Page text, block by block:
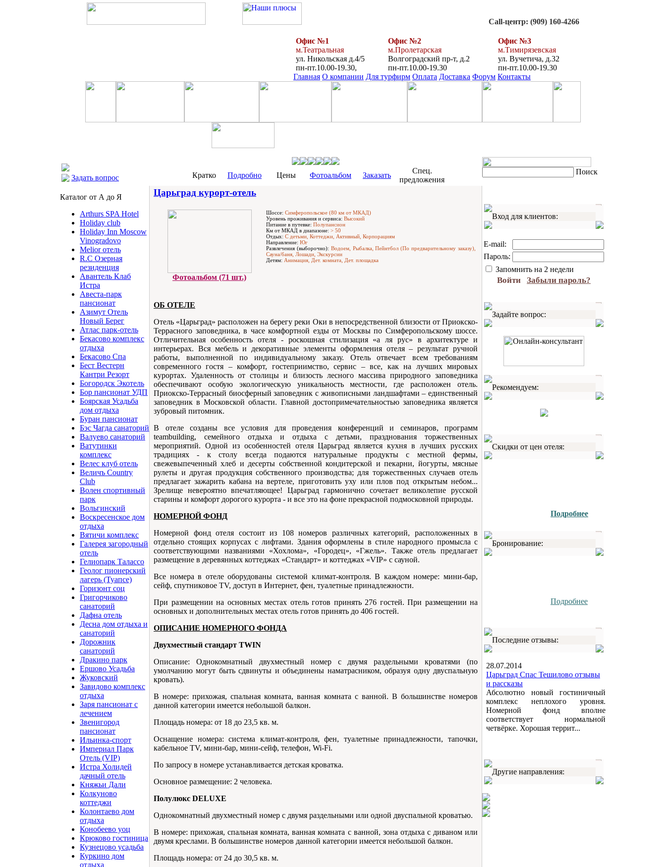
Call-центр: (909) 160-4266
Офис №1
м.Театральная
ул. Никольская д.4/5
пн-пт.10.00-19.30,
Офис №2
м.Пролетарская
Волгоградский пр-т, д.2
пн-пт.10.00-19.30
Офис №3
м.Тимирязевская
ул. Вучетича, д.32
пн-пт.10.00-19.30
Главная О компании Для турфирм Оплата Доставка Форум Контакты
Задать вопрос
Каталог от А до Я
Arthurs SPA Hotel
Holiday club
Holiday Inn Moscow
Vinogradovo
Melior отель
R.C Озерная
резиденция
Авантель Клаб
Истра
Авеста-парк
пансионат
Азимут Отель
Новый Берег
Атлас парк-отель
Бекасово комплекс
отдыха
Бекасово Спа
Бест Вестерн
Кантри Резорт
Богородск Экотель
Бор пансионат УДП
Боярская Усадьба
дом отдыха
Буран пансионат
Бэс Чагда санаторий
Валуево санаторий
Ватутинки
комплекс
Велес клуб отель
Величъ Country
Club
Волен спортивный
парк
Вольгинский
Воскресенское дом
отдыха
Вятичи комплекс
Галерея загородный
отель
Гелиопарк Талассо
Геолог пионерский
лагерь (Туапсе)
Горизонт соц
Григорчиково
санаторий
Дафна отель
Десна дом отдыха и
санаторий
Дорожник
санаторий
Дракино парк
Ершово Усадьба
Жуковский
Завидово комплекс
отдыха
Заря пансионат с
лечением
Звенигород
пансионат
Ильинка-спорт
Империал Парк
Отель (VIP)
Истра Холидей
дачный отель
Княжьи Дали
Колкуново
коттеджи
Колонтаево дом
отдыха
Конобеево уоц
Крюково гостиница
Кузнецово усадьба
Куркино дом
отдыха
Кратко Подробно Цены Фотоальбом Заказать
Спец.
предложения
Царьград курорт-отель
Фотоальбом (71 шт.)
Шоссе: Симферопольское (80 км от МКАД)
Уровень проживания и сервиса: Высокий
Питание в путевке: Полупансион
Км от МКАД в диапазоне: > 50
Отдых: С детьми, Коттеджи, Активный, Корпорациям
Направление: Юг
Развлечения (выборочно): Водоем, Рыбалка, Пейнтбол (По предварительному заказу),
Сауна/баня, Лошади, Экскурсии
Детям: Анимация, Дет. комната, Дет. площадка
ОБ ОТЕЛЕ
Отель «Царьград» расположен на берегу реки Оки в непосредственной близости от Приокско-
Террасного заповедника, в часе комфортной езды от Москвы по Симферопольскому шоссе.
Отличительная особенность отеля - роскошная стилизация «а ля рус» в архитектуре и
интерьерах. Вся мебель и декоративные элементы оформления отеля – результат ручной
работы, выполненной по индивидуальному заказу. Отель отвечает всем требованиям
современного гостя – комфорт, гостеприимство, сервис – все, как на лучших мировых
курортах. Удаленность от столицы и близость лесного массива природного заповедника
обеспечивают особую экологическую уникальность местности, где расположен отель.
Приокско-Террасный биосферный заповедник с живописными ландшафтами – единственный
заповедник в Московской области. Главной достопримечательностью заповедника является
зубровый питомник.
В отеле созданы все условия для проведения конференций и семинаров, программ
teambuilding, семейного отдыха и отдыха с детьми, празднования торжественных
мероприятий. Одной из особенностей отеля Царьград является кухня в лучших русских
традициях - к столу всегда подаются натуральные продукты с местной фермы,
свежевыпеченный хлеб и десерты собственной кондитерской и пекарни, йогурты, мясные
рулеты и другая продукция собственного производства; для торжественных случаев отель
предлагает зажарить кабана на вертеле, приготовить уху или плов под открытым небом...
Зрелище невероятно впечатляющее! Царьград гармонично сочетает великолепие русской
старины и комфорт дорогого курорта - и все это на фоне прекрасной подмосковной природы.
НОМЕРНОЙ ФОНД
Номерной фонд отеля состоит из 108 номеров различных категорий, расположенных в
отдельно стоящих корпусах с лифтами. Здания оформлены в стиле народного промысла с
соответствующими названиями «Хохлома», «Городец», «Гжель». Также отель предлагает
размещение в деревянных коттеджах «Стандарт» и коттеджах «VIP» с сауной.
Все номера в отеле оборудованы системой климат-контроля. В каждом номере: мини-бар,
сейф, спутниковое TV, доступ в Интернет, фен, туалетные принадлежности.
При размещении на основных местах отель готов принять 276 гостей. При размещении на
основных и дополнительных местах отель готов принять до 406 гостей.
ОПИСАНИЕ НОМЕРНОГО ФОНДА
Двухместный стандарт TWIN
Описание: Однокомнатный двухместный номер с двумя раздельными кроватями (по
умолчанию могут быть сдвинуты и объединены наматрасником, образуя одну двуспальную
кровать).
В номере: прихожая, спальная комната, ванная комната с ванной. В большинстве номеров
данной категории имеется небольшой балкон.
Площадь номера: от 18 до 23,5 кв. м.
Оснащение номера: система климат-контроля, фен, туалетные принадлежности, тапочки,
кабельное TV, мини-бар, мини-сейф, телефон, Wi-Fi.
По запросу в номере устанавливается детская кроватка.
Основное размещение: 2 человека.
Полулюкс DELUXE
Однокомнатный двухместный номер с двумя раздельными или одной двуспальной кроватью.
В номере: прихожая, спальная комната, ванная комната с ванной, зона отдыха с диваном или
двумя креслами. В большинстве номеров данной категории имеется небольшой балкон.
Площадь номера: от 24 до 30,5 кв. м.
Поиск
Вход для клиентов:
E-mail:
Пароль:
Запомнить на 2 недели
Войти Забыли пароль?
Задайте вопрос:
Рекомендуем:
Скидки от цен отеля:
Подробнее
Бронирование:
Подробнее
Последние отзывы:
28.07.2014
Царьград Спас Тешилово отзывы
и рассказы
Абсолютно новый гостиничный
комплекс неплохого уровня.
Номерной фонд вполне
соответствует нормальной
четвёрке. Хорошая террит...
Другие направления: